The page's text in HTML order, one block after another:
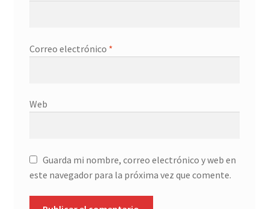
Correo electrónico *
Web
Guarda mi nombre, correo electrónico y web en
este navegador para la próxima vez que comente.